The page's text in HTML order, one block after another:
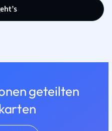
geteilten